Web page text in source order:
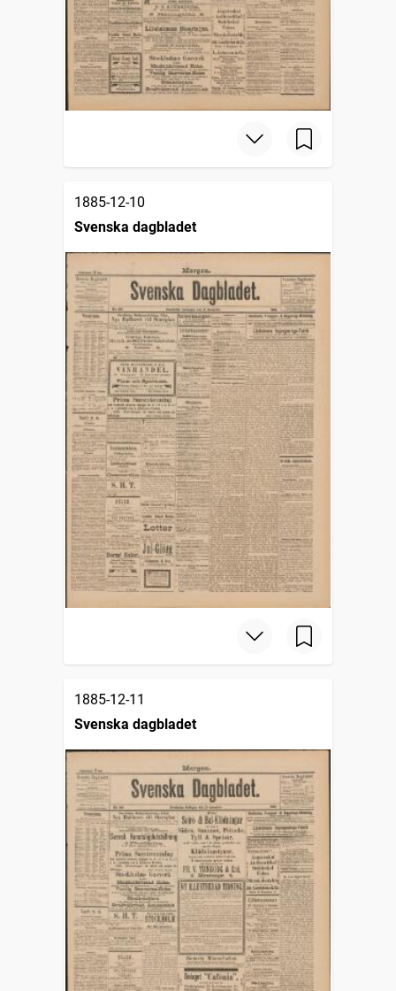
1885-12-10
Svenska dagbladet
1885-12-11
Svenska dagbladet